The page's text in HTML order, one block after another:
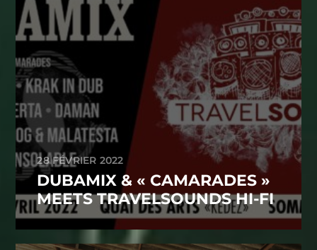
28 FÉVRIER 2022
DUBAMIX & « CAMARADES »
MEETS TRAVELSOUNDS HI-FI